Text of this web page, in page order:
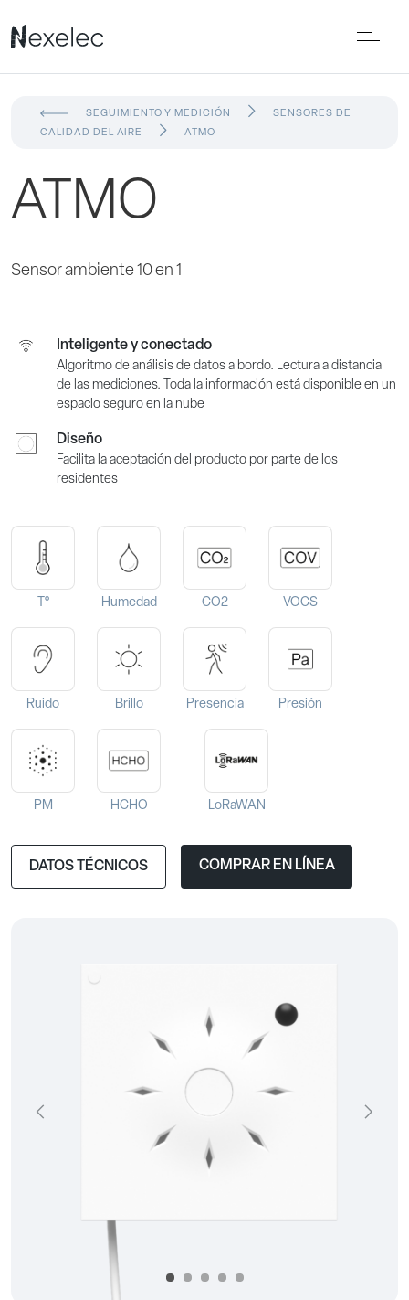
SEGUIMIENTO Y MEDICIÓN
SENSORES DE
CALIDAD DEL AIRE
ATMO
ATMO
Sensor ambiente 10 en 1
Inteligente y conectado
Algoritmo de análisis de datos a bordo. Lectura a distancia
de las mediciones. Toda la información está disponible en un
espacio seguro en la nube
Diseño
Facilita la aceptación del producto por parte de los
residentes
T° Humedad CO2 VOCS
Ruido Brillo Presencia Presión
PM HCHO LoRaWAN
DATOS TÉCNICOS COMPRAR EN LÍNEA
Précédent Suivant